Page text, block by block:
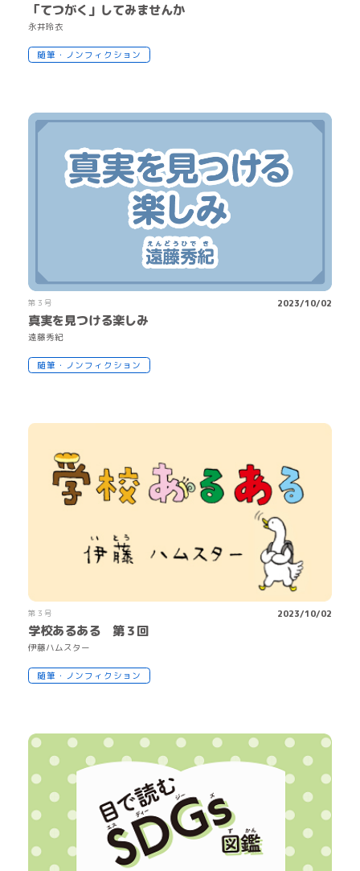
「てつがく」してみませんか
永井玲衣
随筆・ノンフィクション
第３号 2023/10/02
真実を見つける楽しみ
遠藤秀紀
随筆・ノンフィクション
第３号 2023/10/02
学校あるある 第３回
伊藤ハムスター
随筆・ノンフィクション